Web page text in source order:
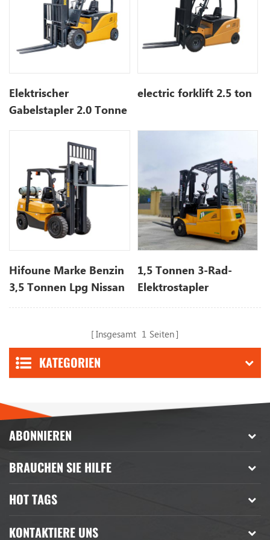
Elektrischer
Gabelstapler 2.0 Tonne
electric forklift 2.5 ton
Hifoune Marke Benzin
3,5 Tonnen Lpg Nissan
Motor Gas
1,5 Tonnen 3-Rad-
Elektrostapler
Insgesamt 1 Seiten
KATEGORIEN
ABONNIEREN
BRAUCHEN SIE HILFE
HOT TAGS
KONTAKTIERE UNS